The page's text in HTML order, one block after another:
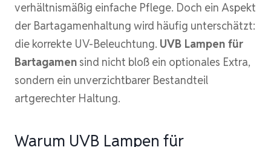
verhältnismäßig einfache Pflege. Doch ein Aspekt
der Bartagamenhaltung wird häufig unterschätzt:
die korrekte UV-Beleuchtung. UVB Lampen für
Bartagamen sind nicht bloß ein optionales Extra,
sondern ein unverzichtbarer Bestandteil
artgerechter Haltung.
Warum UVB Lampen für